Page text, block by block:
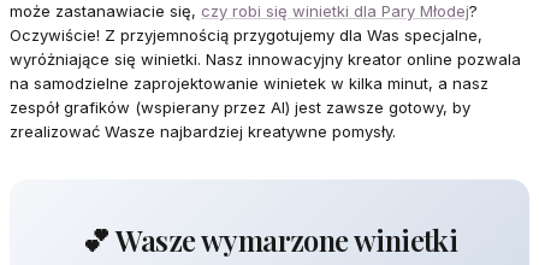
może zastanawiacie się, czy robi się winietki dla Pary Młodej?
Oczywiście! Z przyjemnością przygotujemy dla Was specjalne,
wyróżniające się winietki. Nasz innowacyjny kreator online pozwala
na samodzielne zaprojektowanie winietek w kilka minut, a nasz
zespół grafików (wspierany przez AI) jest zawsze gotowy, by
zrealizować Wasze najbardziej kreatywne pomysły.
💕 Wasze wymarzone winietki